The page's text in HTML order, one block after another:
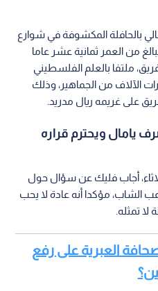
بالحافلة المكشوفة في شوارع
من العمر ثمانية عشر عاما
ملتفا بالعلم الفلسطيني
الآلاف من الجماهير، وذلك
على غريمه ريال مدريد.
ويحترم قراره
أجاب فليك عن سؤال حول
الشاب، مؤكدا أنه عادة لا يحب
تمثله.
العبرية على رفع